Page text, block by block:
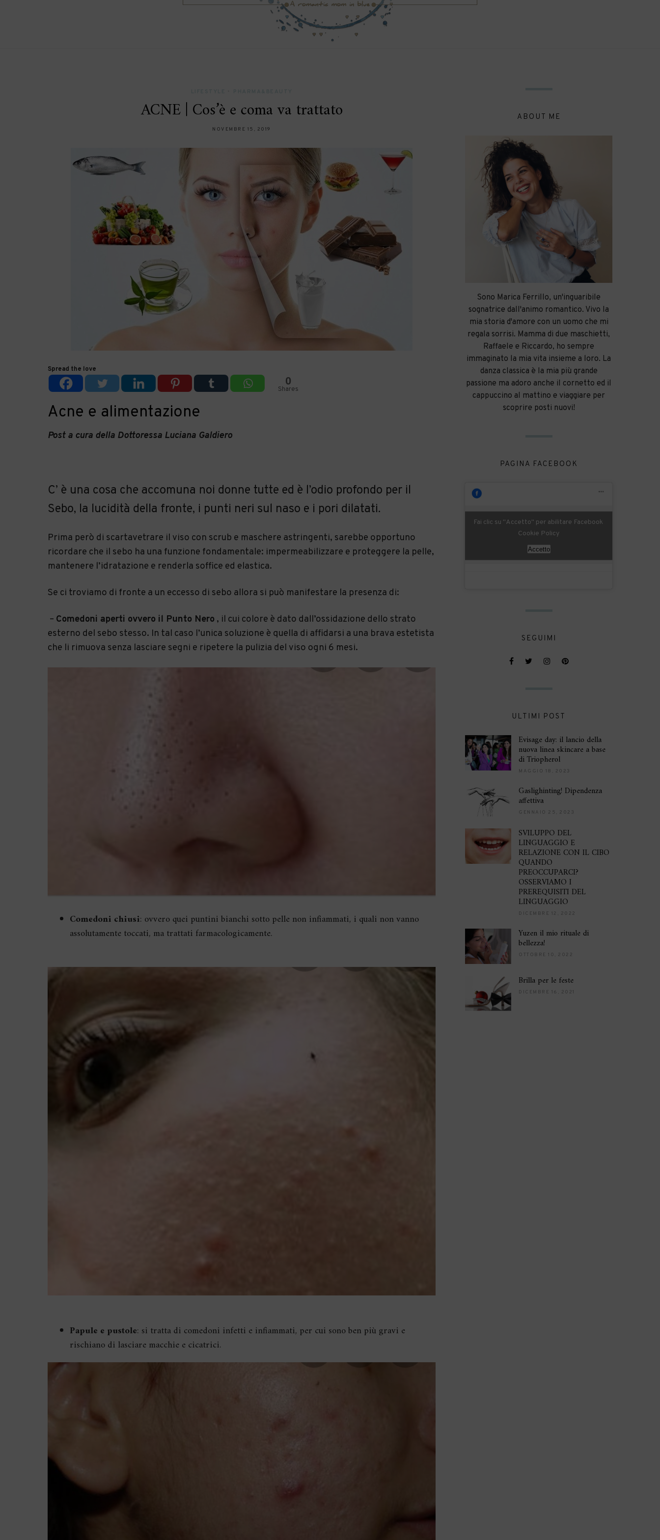
ACNE | Cos’è e coma va trattato
NOVEMBRE 15, 2019
Spread the love
0
Shares
Acne e alimentazione
Post a cura della Dottoressa Luciana Galdiero
C’ è una cosa che accomuna noi donne tutte ed è l’odio profondo per il
Sebo, la lucidità della fronte, i punti neri sul naso e i pori dilatati.
Prima però di scartavetrare il viso con scrub e maschere astringenti, sarebbe opportuno
ricordare che il sebo ha una funzione fondamentale: impermeabilizzare e proteggere la pelle,
mantenere l’idratazione e renderla soffice ed elastica.
Se ci troviamo di fronte a un eccesso di sebo allora si può manifestare la presenza di:
– Comedoni aperti ovvero il Punto Nero , il cui colore è dato dall’ossidazione dello strato
esterno del sebo stesso. In tal caso l’unica soluzione è quella di affidarsi a una brava estetista
che li rimuova senza lasciare segni e ripetere la pulizia del viso ogni 6 mesi.
Comedoni chiusi: ovvero quei puntini bianchi sotto pelle non infiammati, i quali non vanno
assolutamente toccati, ma trattati farmacologicamente.
Papule e pustole: si tratta di comedoni infetti e infiammati, per cui sono ben più gravi e
rischiano di lasciare macchie e cicatrici.
ABOUT ME
Sono Marica Ferrillo, un'inguaribile
sognatrice dall'animo romantico. Vivo la
mia storia d'amore con un uomo che mi
regala sorrisi. Mamma di due maschietti,
Raffaele e Riccardo, ho sempre
immaginato la mia vita insieme a loro. La
danza classica è la mia più grande
passione ma adoro anche il cornetto ed il
cappuccino al mattino e viaggiare per
scoprire posti nuovi!
PAGINA FACEBOOK
Fai clic su "Accetto" per abilitare Facebook
Cookie Policy
Accetto
SEGUIMI
ULTIMI POST
Evisage day: il lancio della
nuova linea skincare a base
di Triopherol
MAGGIO 18, 2023
Gaslighinting! Dipendenza
affettiva
GENNAIO 25, 2023
SVILUPPO DEL
LINGUAGGIO E
RELAZIONE CON IL CIBO
QUANDO
PREOCCUPARCI?
OSSERVIAMO I
PREREQUISITI DEL
LINGUAGGIO
DICEMBRE 12, 2022
Yuzen il mio rituale di
bellezza!
OTTOBRE 10, 2022
Brilla per le feste
DICEMBRE 16, 2021